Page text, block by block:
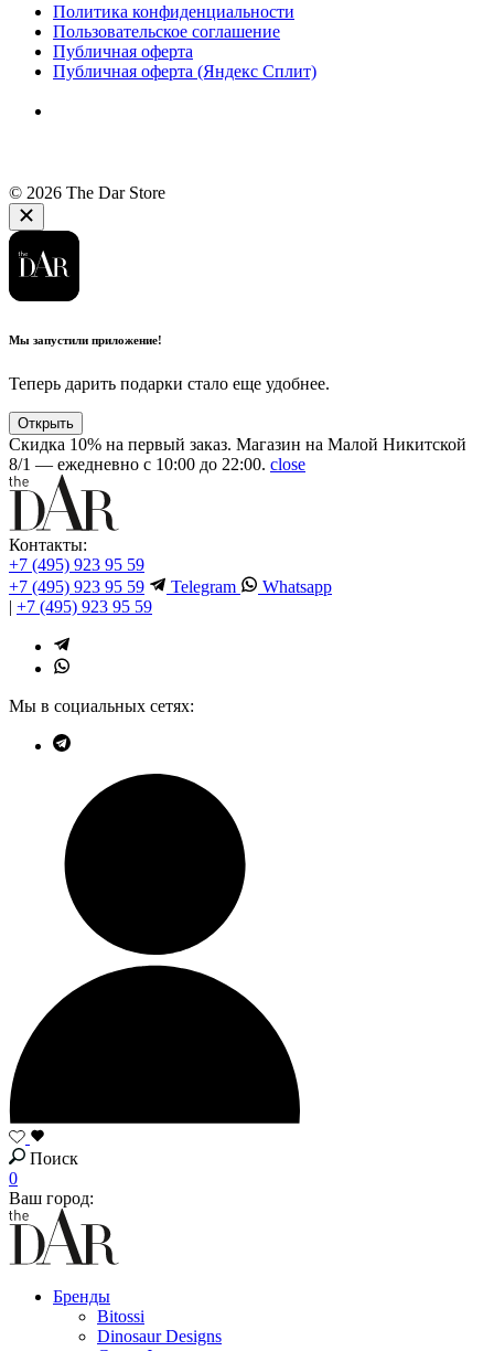
Политика конфиденциальности
Пользовательское соглашение
Публичная оферта
Публичная оферта (Яндекс Сплит)
© 2026 The Dar Store
Мы запустили приложение!
Теперь дарить подарки стало еще удобнее.
Открыть
Скидка 10% на первый заказ. Магазин на Малой Никитской
8/1 — ежедневно с 10:00 до 22:00. close
Контакты:
+7 (495) 923 95 59
+7 (495) 923 95 59
Telegram
Whatsapp
| +7 (495) 923 95 59
Мы в социальных сетях:
Поиск
0
Ваш город:
Бренды
Bitossi
Dinosaur Designs